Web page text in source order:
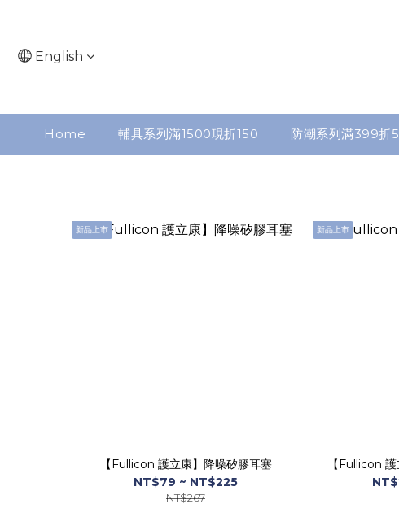
English
Home 輔具系列滿1500現折150 防潮系列滿399折
新品上市
【Fullicon 護立康】降噪矽膠耳塞
NT$79 ~ NT$225
NT$267
新品上市
【Fullicon